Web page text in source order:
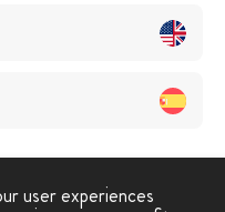
user experiences